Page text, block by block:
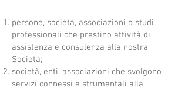
persone, società, associazioni o studi
professionali che prestino attività di
assistenza e consulenza alla nostra
Società;
società, enti, associazioni che svolgono
servizi connessi e strumentali alla